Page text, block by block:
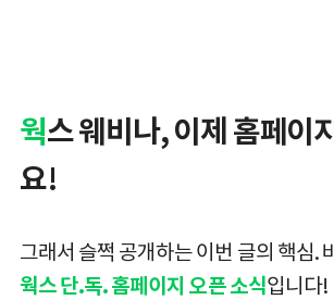
웍스 웨비나, 이제 홈페이
요!
그래서 슬쩍 공개하는 이번 글의 핵심.
웍스 단.독. 홈페이지 오픈 소식입니다!